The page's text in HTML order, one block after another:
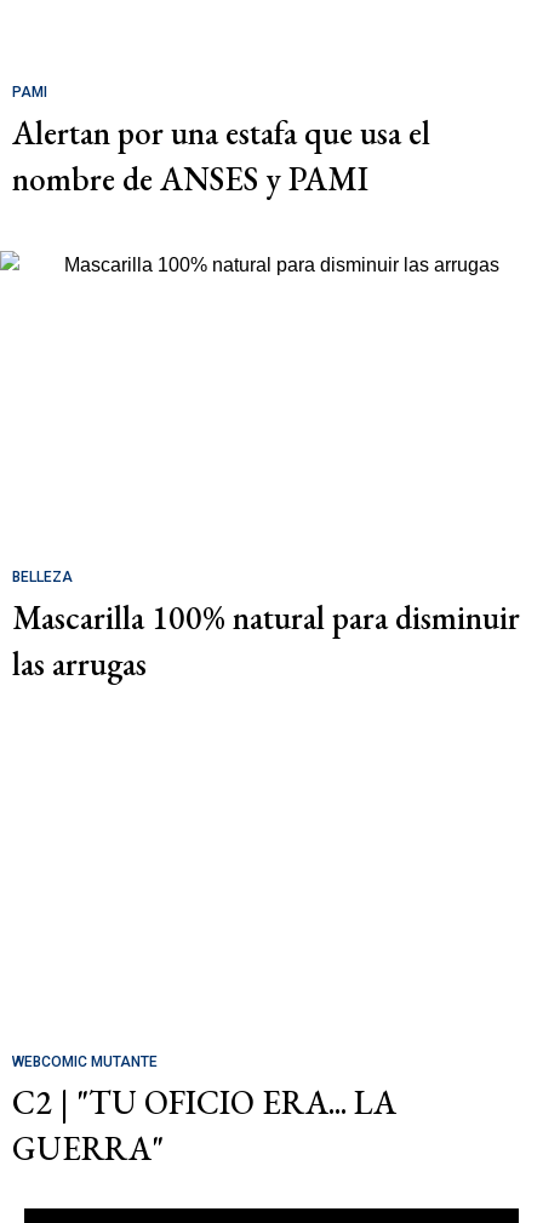
PAMI
Alertan por una estafa que usa el
nombre de ANSES y PAMI
BELLEZA
Mascarilla 100% natural para disminuir
las arrugas
WEBCOMIC MUTANTE
C2 | "TU OFICIO ERA... LA
GUERRA"